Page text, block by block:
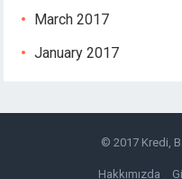
March 2017
January 2017
© 2017 Kredi,
Hakkımızda